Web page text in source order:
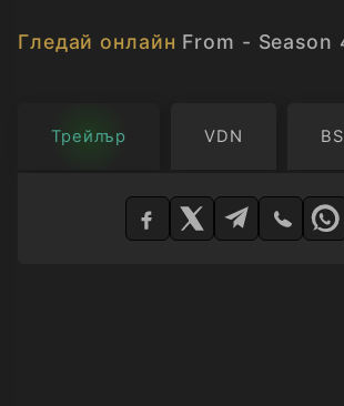
Гледай онлайн From - Season
Трейлър VDN
Изберете